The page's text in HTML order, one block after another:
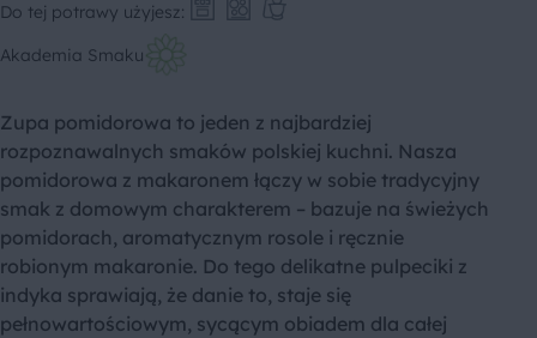
Do tej potrawy użyjesz:
Akademia Smaku
Zupa pomidorowa to jeden z najbardziej
rozpoznawalnych smaków polskiej kuchni. Nasza
pomidorowa z makaronem łączy w sobie tradycyjny
smak z domowym charakterem – bazuje na świeżych
pomidorach, aromatycznym rosole i ręcznie
robionym makaronie. Do tego delikatne pulpeciki z
indyka sprawiają, że danie to, staje się
pełnowartościowym, sycącym obiadem dla całej